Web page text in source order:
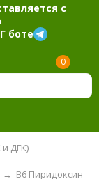
с
боте
0
ДГК)
B6 Пиридоксин
→